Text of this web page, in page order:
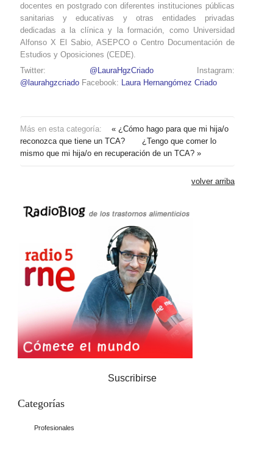
docentes en postgrado con diferentes instituciones públicas
sanitarias y educativas y otras entidades privadas
dedicadas a la clínica y la formación, como Universidad
Alfonso X El Sabio, ASEPCO o Centro Documentación de
Estudios y Oposiciones (CEDE).
Twitter: @LauraHgzCriadoInstagram:
@laurahgzcriado Facebook: Laura Hernangómez Criado
Más en esta categoría:
« ¿Cómo hago para que mi hija/o
reconozca que tiene un TCA?
¿Tengo que comer lo
mismo que mi hija/o en recuperación de un TCA? »
volver arriba
Suscribirse
Categorías
Profesionales